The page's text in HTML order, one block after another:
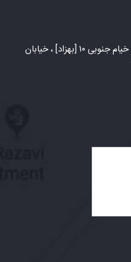
شهر مشهد، بلوار سجاد ، خیابان خیام جنوبی ۱۰ [بهزاد] ، خیابان